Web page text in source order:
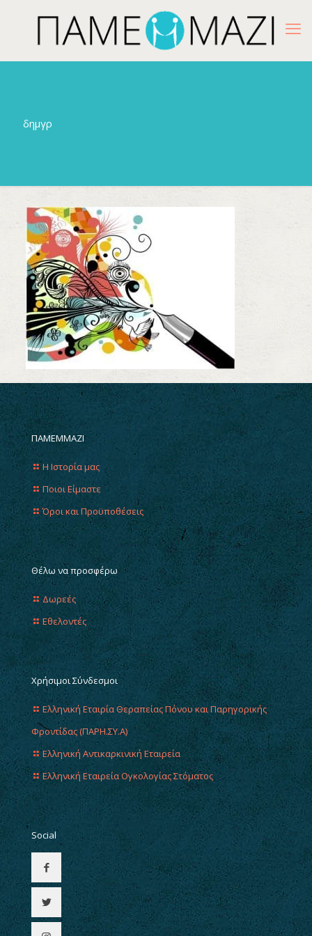
δημγρ
ΠΑΜΕΜΜΑΖΙ
Η Ιστορία μας
Ποιοι Είμαστε
Όροι και Προϋποθέσεις
Θέλω να προσφέρω
Δωρεές
Εθελοντές
Χρήσιμοι Σύνδεσμοι
Ελληνική Εταιρία Θεραπείας Πόνου και Παρηγορικής
Φροντίδας (ΠΑΡΗ.ΣΥ.Α)
Ελληνική Αντικαρκινική Εταιρεία
Ελληνική Εταιρεία Ογκολογίας Στόματος
Social